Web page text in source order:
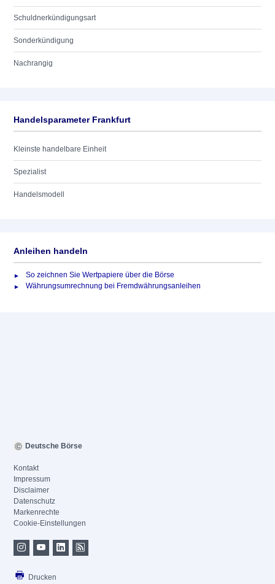
Schuldnerkündigungsart
Sonderkündigung
Nachrangig
Handelsparameter Frankfurt
Kleinste handelbare Einheit
Spezialist
Handelsmodell
Anleihen handeln
So zeichnen Sie Wertpapiere über die Börse
Währungsumrechnung bei Fremdwährungsanleihen
Deutsche Börse
Kontakt
Impressum
Disclaimer
Datenschutz
Markenrechte
Cookie-Einstellungen
Drucken